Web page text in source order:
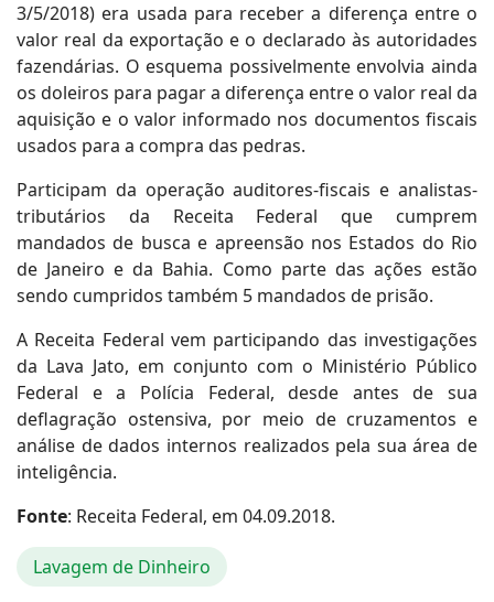
3/5/2018) era usada para receber a diferença entre o
valor real da exportação e o declarado às autoridades
fazendárias. O esquema possivelmente envolvia ainda
os doleiros para pagar a diferença entre o valor real da
aquisição e o valor informado nos documentos fiscais
usados para a compra das pedras.
Participam da operação auditores-fiscais e analistas-
tributários da Receita Federal que cumprem
mandados de busca e apreensão nos Estados do Rio
de Janeiro e da Bahia. Como parte das ações estão
sendo cumpridos também 5 mandados de prisão.
A Receita Federal vem participando das investigações
da Lava Jato, em conjunto com o Ministério Público
Federal e a Polícia Federal, desde antes de sua
deflagração ostensiva, por meio de cruzamentos e
análise de dados internos realizados pela sua área de
inteligência.
Fonte: Receita Federal, em 04.09.2018.
Lavagem de Dinheiro